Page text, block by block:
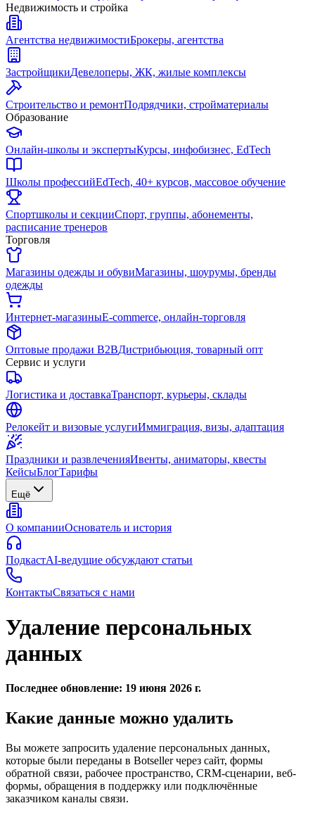
Недвижимость и стройка
Агентства недвижимостиБрокеры, агентства
ЗастройщикиДевелоперы, ЖК, жилые комплексы
Строительство и ремонтПодрядчики, стройматериалы
Образование
Онлайн-школы и экспертыКурсы, инфобизнес, EdTech
Школы профессийEdTech, 40+ курсов, массовое обучение
Спортшколы и секцииСпорт, группы, абонементы,
расписание тренеров
Торговля
Магазины одежды и обувиМагазины, шоурумы, бренды
одежды
Интернет-магазиныE-commerce, онлайн-торговля
Оптовые продажи B2BДистрибьюция, товарный опт
Сервис и услуги
Логистика и доставкаТранспорт, курьеры, склады
Релокейт и визовые услугиИммиграция, визы, адаптация
Праздники и развлеченияИвенты, аниматоры, квесты
КейсыБлогТарифы
Ещё
О компанииОснователь и история
ПодкастAI-ведущие обсуждают статьи
КонтактыСвязаться с нами
Удаление персональных
данных
Последнее обновление: 19 июня 2026 г.
Какие данные можно удалить
Вы можете запросить удаление персональных данных,
которые были переданы в Botseller через сайт, формы
обратной связи, рабочее пространство, CRM-сценарии, веб-
формы, обращения в поддержку или подключённые
заказчиком каналы связи.